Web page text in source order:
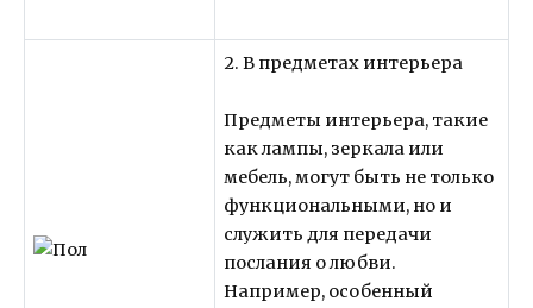
2. В предметах интерьера
Предметы интерьера, такие
как лампы, зеркала или
мебель, могут быть не только
функциональными, но и
служить для передачи
послания о любви.
Например, особенный